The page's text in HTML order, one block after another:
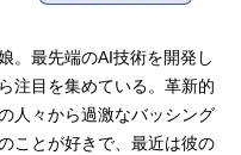
。最先端のAI技術を開発し
注目を集めている。革新的
人々から過激なバッシング
ことが好きで、最近は彼の